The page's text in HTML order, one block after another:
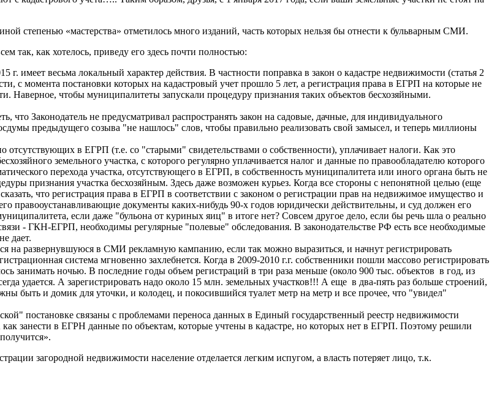
степенью «мастерства» отметилось много изданий, часть которых нельзя бы отнести к бульварным СМИ.
так, как хотелось, приведу его здесь почти полностью:
имеет весьма локальный характер действия. В частности поправка в закон о кадастре недвижимости (статья 2
с момента постановки которых на кадастровый учет прошло 5 лет, а регистрация права в ЕГРП на которые не
Наверное, чтобы муниципалитеты запускали процедуру признания таких объектов бесхозяйными.
Законодатель не предусматривал распространять закон на садовые, дачные, для индивидуального
предыдущего созыва "не нашлось" слов, чтобы правильно реализовать свой замысел, и теперь миллионы
отсутствующих в ЕГРП (т.е. со "старыми" свидетельствами о собственности), уплачивает налоги. Как это
земельного участка, с которого регулярно уплачивается налог и данные по правообладателю которого
перехода участка, отсутствующего в ЕГРП, в собственность муниципалитета или иного органа быть не
признания участка бесхозяйным. Здесь даже возможен курьез. Когда все стороны с непонятной целью (еще
что регистрация права в ЕГРП в соответствии с законом о регистрации прав на недвижимое имущество и
правооустанавливающие документы каких-нибудь 90-х годов юридически действительны, и суд должен его
если даже "бульона от куриных яиц" в итоге нет? Совсем другое дело, если бы речь шла о реально
- ГКН-ЕГРП, необходимы регулярные "полевые" обследования. В законодательстве РФ есть все необходимые
дает.
на развернувшуюся в СМИ рекламную кампанию, если так можно выразиться, и начнут регистрировать
система мгновенно захлебнется. Когда в 2009-2010 г.г. собственники пошли массово регистрировать
занимать ночью. В последние годы объем регистраций в три раза меньше (около 900 тыс. объектов в год, из
удается. А зарегистрировать надо около 15 млн. земельных участков!!! А еще в два-пять раз больше строений,
быть и домик для уточки, и колодец, и покосившийся туалет метр на метр и все прочее, что "увидел"
постановке связаны с проблемами переноса данных в Единый государственный реестр недвижимости
занести в ЕГРН данные по объектам, которые учтены в кадастре, но которых нет в ЕГРП. Поэтому решили
загородной недвижимости население отделается легким испугом, а власть потеряет лицо, т.к.